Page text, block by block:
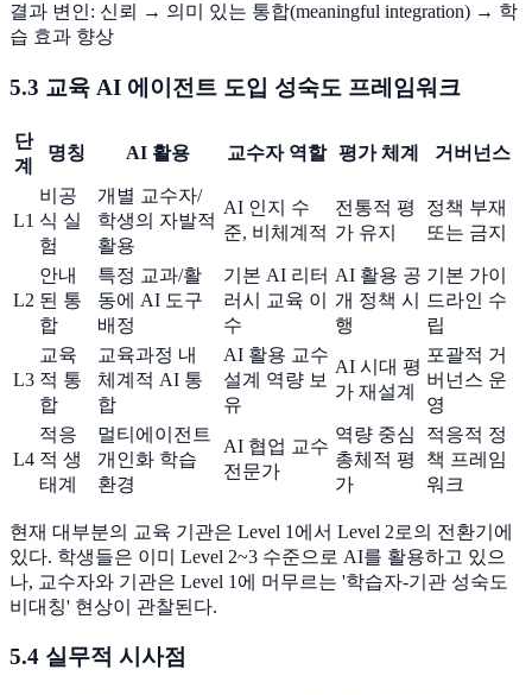
결과 변인: 신뢰 → 의미 있는 통합(meaningful integration) → 학
습 효과 향상
5.3 교육 AI 에이전트 도입 성숙도 프레임워크
단
계
명칭 AI 활용 교수자 역할 평가 체계 거버넌스
L1
비공
식 실
험
개별 교수자/
학생의 자발적
활용
AI 인지 수
준, 비체계적
전통적 평
가 유지
정책 부재
또는 금지
L2
안내
된 통
합
특정 교과/활
동에 AI 도구
배정
기본 AI 리터
러시 교육 이
수
AI 활용 공
개 정책 시
행
기본 가이
드라인 수
립
L3
교육
적 통
합
교육과정 내
체계적 AI 통
합
AI 활용 교수
설계 역량 보
유
AI 시대 평
가 재설계
포괄적 거
버넌스 운
영
L4
적응
적 생
태계
멀티에이전트
개인화 학습
환경
AI 협업 교수
전문가
역량 중심
총체적 평
가
적응적 정
책 프레임
워크
현재 대부분의 교육 기관은 Level 1에서 Level 2로의 전환기에
있다. 학생들은 이미 Level 2~3 수준으로 AI를 활용하고 있으
나, 교수자와 기관은 Level 1에 머무르는 '학습자-기관 성숙도
비대칭' 현상이 관찰된다.
5.4 실무적 시사점